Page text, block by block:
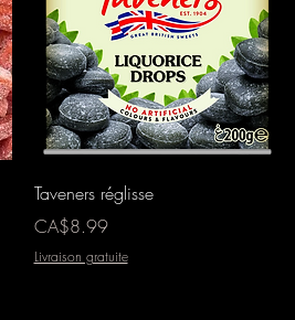
Aperçu rapide
Taveners réglisse
Prix
CA$8.99
Livraison gratuite